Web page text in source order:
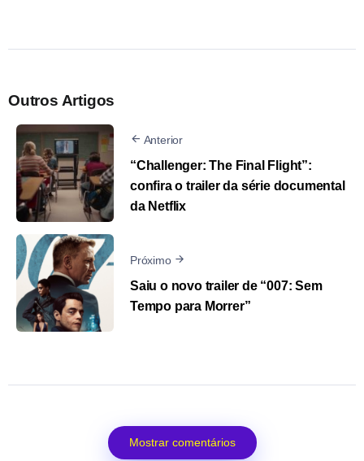
Outros Artigos
Anterior
“Challenger: The Final Flight”:
confira o trailer da série documental
da Netflix
Próximo
Saiu o novo trailer de “007: Sem
Tempo para Morrer”
Mostrar comentários